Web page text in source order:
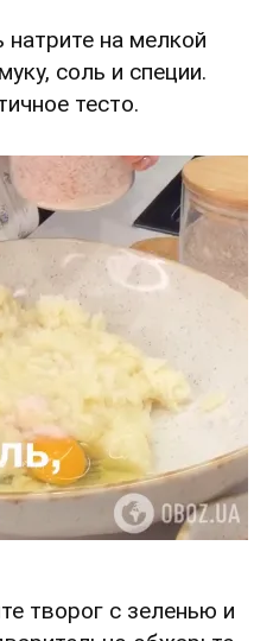
на мелкой
соль и специи.
тесто.
творог с зеленью и